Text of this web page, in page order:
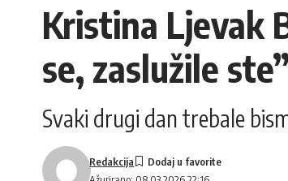
Kristina Ljevak
se, zaslužile ste”
Svaki drugi dan trebale
Redakcija